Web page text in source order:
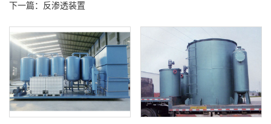
下一篇： 反渗透装置